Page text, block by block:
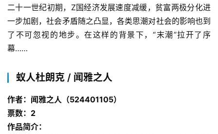
二十一世纪初期，Z国经济发展速度减缓，贫富两极分化进
一步加剧，社会矛盾随之凸显，各类思潮对社会的影响也到
了不可忽视的地步。在这样的背景下，“末潮”拉开了序
幕……
蚁人杜朗克 / 闻雅之人
作者：闻雅之人（524401105）
票数：2
作品简介：